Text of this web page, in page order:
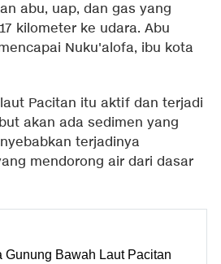
abu, uap, dan gas yang
kilometer ke udara. Abu
Nuku'alofa, ibu kota
Pacitan itu aktif dan terjadi
akan ada sedimen yang
terjadinya
mendorong air dari dasar
Gunung Bawah Laut Pacitan